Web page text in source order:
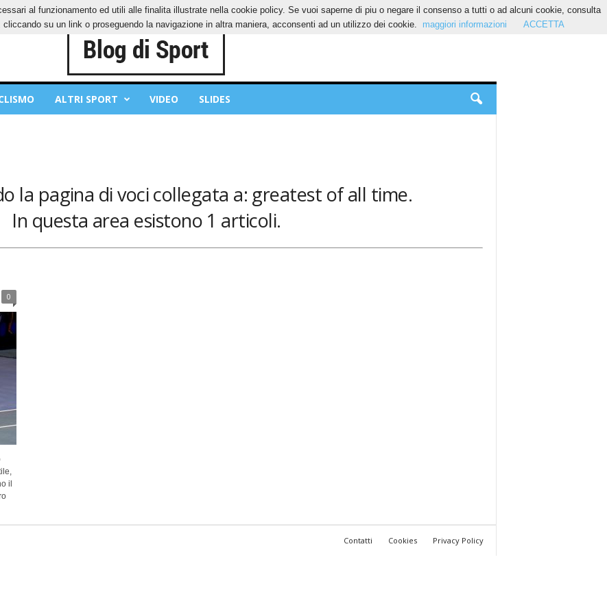
PRIVACY POLICY
ALTRI SPORT VIDEO SLIDES
la pagina di voci collegata a: greatest of all time.
In questa area esistono 1 articoli.
0
il
Contatti Cookies Privacy Policy
al funzionamento ed utili alle finalita illustrate nella cookie policy. Se vuoi saperne di piu o negare il consenso a tutti o ad alcuni cookie, consulta
su un link o proseguendo la navigazione in altra maniera, acconsenti ad un utilizzo dei cookie.
maggiori informazioni ACCETTA